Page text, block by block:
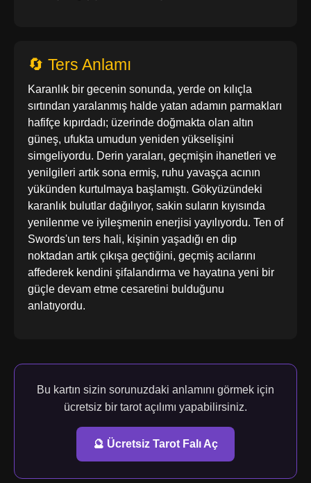
🔄 Ters Anlamı
Karanlık bir gecenin sonunda, yerde on kılıçla
sırtından yaralanmış halde yatan adamın parmakları
hafifçe kıpırdadı; üzerinde doğmakta olan altın
güneş, ufukta umudun yeniden yükselişini
simgeliyordu. Derin yaraları, geçmişin ihanetleri ve
yenilgileri artık sona ermiş, ruhu yavaşça acının
yükünden kurtulmaya başlamıştı. Gökyüzündeki
karanlık bulutlar dağılıyor, sakin suların kıyısında
yenilenme ve iyileşmenin enerjisi yayılıyordu. Ten of
Swords'un ters hali, kişinin yaşadığı en dip
noktadan artık çıkışa geçtiğini, geçmiş acılarını
affederek kendini şifalandırma ve hayatına yeni bir
güçle devam etme cesaretini bulduğunu
anlatıyordu.
Bu kartın sizin sorunuzdaki anlamını görmek için
ücretsiz bir tarot açılımı yapabilirsiniz.
🔮 Ücretsiz Tarot Falı Aç